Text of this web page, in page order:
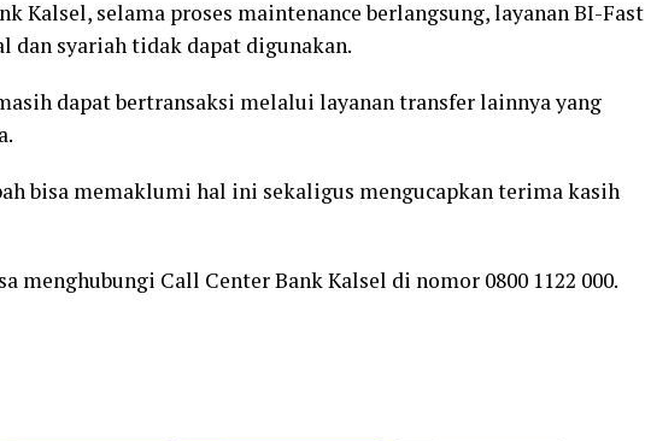
Kalsel, selama proses maintenance berlangsung, layanan BI-Fast
dan syariah tidak dapat digunakan.
dapat bertransaksi melalui layanan transfer lainnya yang
bisa memaklumi hal ini sekaligus mengucapkan terima kasih
menghubungi Call Center Bank Kalsel di nomor 0800 1122 000.